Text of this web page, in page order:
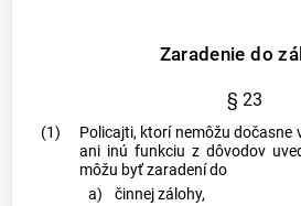
Zaradenie do
§ 23
(1)
Policajti, ktorí nemôžu dočasne
ani inú funkciu z dôvodov
môžu byť zaradení do
a)
činnej zálohy,